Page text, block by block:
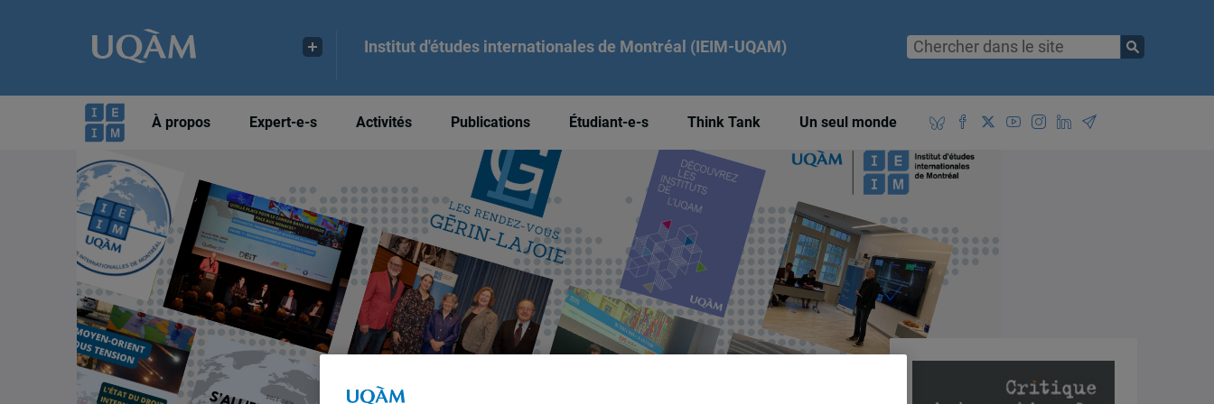
Institut d'études internationales de Montréal (IEIM-UQAM)
À propos Expert-e-s Activités Publications Étudiant-e-s Think Tank Un seul monde